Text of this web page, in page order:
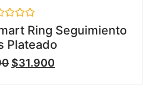
Ring Seguimiento
Plateado
$31.900